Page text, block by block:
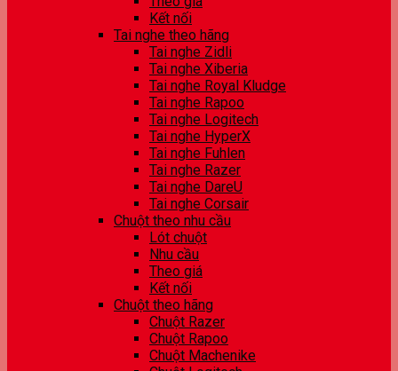
Kết nối
Tai nghe theo hãng
Tai nghe Zidli
Tai nghe Xiberia
Tai nghe Royal Kludge
Tai nghe Rapoo
Tai nghe Logitech
Tai nghe HyperX
Tai nghe Fuhlen
Tai nghe Razer
Tai nghe DareU
Tai nghe Corsair
Chuột theo nhu cầu
Lót chuột
Nhu cầu
Theo giá
Kết nối
Chuột theo hãng
Chuột Razer
Chuột Rapoo
Chuột Machenike